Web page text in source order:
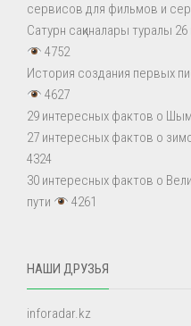
сервисов для фильмов и
Сатурн сақиналары туралы 26
4752
История создания первых
4627
29 интересных фактов о
27 интересных фактов о
4324
30 интересных фактов о
пути
4261
НАШИ ДРУЗЬЯ
inforadar.kz